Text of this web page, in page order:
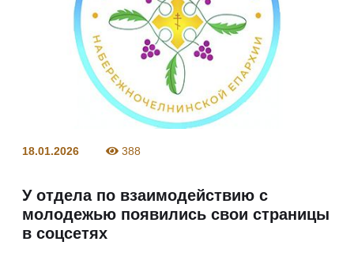
18.01.2026 388
У отдела по взаимодействию с
молодежью появились свои страницы
в соцсетях